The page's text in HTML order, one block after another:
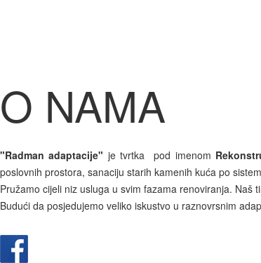
O NAMA
"Radman adaptacije" je tvrtka pod imenom
poslovnih prostora, sanaciju starih kamenih kuća po
Pružamo cijeli niz usluga u svim fazama renoviranja.
Budući da posjedujemo veliko iskustvo u raznovrsnim